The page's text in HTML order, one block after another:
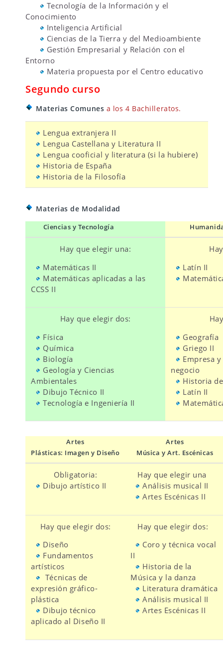
Tecnología de la Información y el
Conocimiento
Inteligencia Artificial
Ciencias de la Tierra y del Medioambiente
Gestión Empresarial y Relación con el
Entorno
Materia propuesta por el Centro educativo
Segundo curso
Materias Comunes a los 4 Bachilleratos.
Lengua extranjera II
Lengua Castellana y Literatura II
Lengua cooficial y literatura (si la hubiere)
Historia de España
Historia de la Filosofía
Materias de Modalidad
Ciencias y Tecnología
Hay que elegir una:
Matemáticas II
Matemáticas aplicadas a las
CCSS II
Latín II
Hay que elegir dos:
Física
Química
Biología
Geología y Ciencias
Ambientales
Dibujo Técnico II
Tecnología e Ingeniería II
Geografía
Empresa
negocio
Historia
Latín II
Artes
Plásticas: Imagen y Diseño
Artes
Música y Art. Escénicas
Obligatoria:
Dibujo artístico II
Hay que elegir una
Análisis musical II
Artes Escénicas II
Hay que elegir dos:
Diseño
Fundamentos
artísticos
Técnicas de
expresión gráfico-
plástica
Dibujo técnico
aplicado al Diseño II
Hay que elegir dos:
Coro y técnica vocal
II
Historia de la
Música y la danza
Literatura dramática
Análisis musical II
Artes Escénicas II